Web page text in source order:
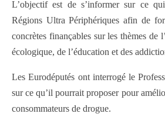
L’objectif est de s’informer sur ce
Régions Ultra Périphériques afin de
concrètes finançables sur les thèmes de
écologique, de l’éducation et des
Les Eurodéputés ont interrogé le
sur ce qu’il pourrait proposer pour
consommateurs de drogue.